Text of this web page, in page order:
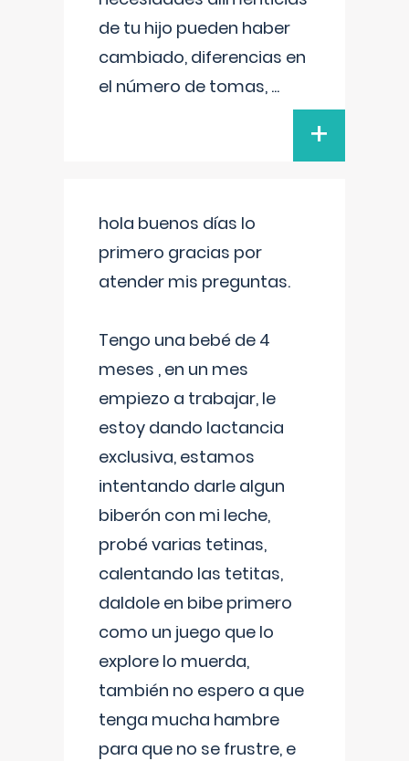
de tu hijo pueden haber
cambiado, diferencias en
el número de tomas, ...
+
hola buenos días lo
primero gracias por
atender mis preguntas.
Tengo una bebé de 4
meses , en un mes
empiezo a trabajar, le
estoy dando lactancia
exclusiva, estamos
intentando darle algun
biberón con mi leche,
probé varias tetinas,
calentando las tetitas,
daldole en bibe primero
como un juego que lo
explore lo muerda,
también no espero a que
tenga mucha hambre
para que no se frustre, e